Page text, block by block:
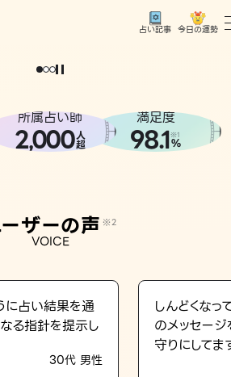
占い記事 今日の運勢
どうせなら
。
所属占い師
2,000人
超
満足度
98.1※1
%
ザーの声 ※2
VOICE
に占い結果を通
る指針を提示し
30代 男性
しんどくなっ
のメッセー
守りにしてま